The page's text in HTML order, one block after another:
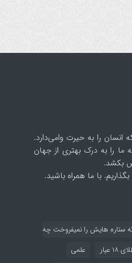
را به حیرت وامی‌دارد.
را به درک بهتری از جهان
بکشد.
با ما همراه باشید.
ستاره هایش را نمیفروخت چه
۱۸ عیار علمی